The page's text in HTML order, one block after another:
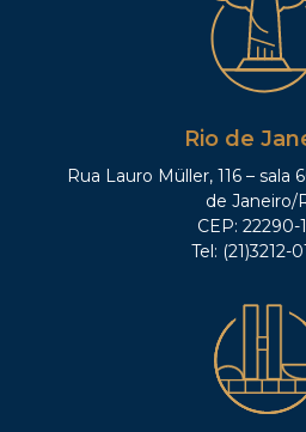
Rio de
Rua Lauro Müller, 116 – sala
de Janeiro/
CEP: 22290-
Tel: (21)3212-